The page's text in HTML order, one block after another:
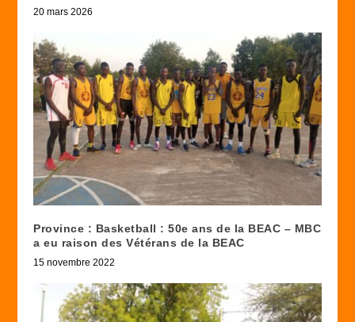
20 mars 2026
Province : Basketball : 50e ans de la BEAC – MBC
a eu raison des Vétérans de la BEAC
15 novembre 2022